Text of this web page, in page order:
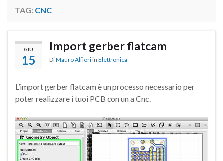
TAG: CNC
GIU
15
Import gerber flatcam
DiMauro Alfieri in Elettronica
L’import gerber flatcam è un processo necessario per
poter realizzare i tuoi PCB con un a Cnc.